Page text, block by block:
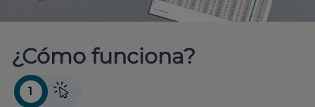
¿Cómo funciona?
1